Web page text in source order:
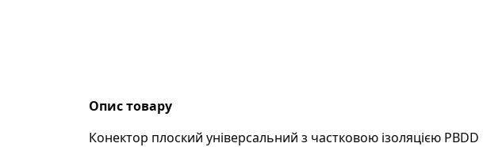
Опис товару
Конектор плоский універсальний з частковою ізоляцією